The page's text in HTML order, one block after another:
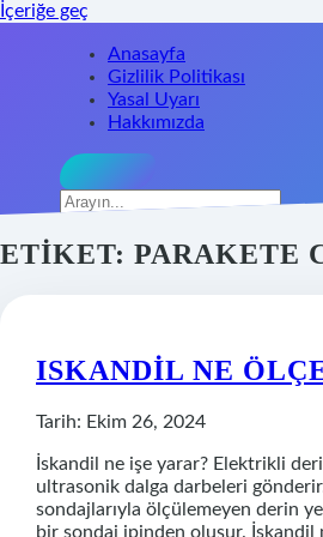
İçeriğe geç
Anasayfa
Gizlilik Politikası
Yasal Uyarı
Hakkımızda
Arama
ETIKET: PARAKETE
ISKANDIL NE
Tarih: Ekim 26, 2024
İskandil ne işe yarar? Elektrikli
ultrasonik dalga darbeleri
sondajlarıyla ölçülemeyen derin
bir sondaj ipinden oluşur. İskandil